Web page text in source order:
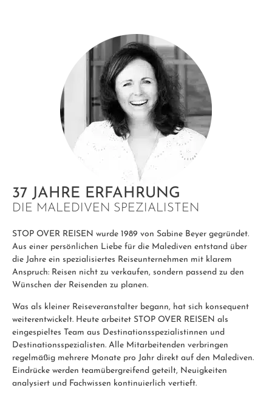
37 JAHRE ERFAHRUNG
DIE MALEDIVEN SPEZIALISTEN
STOP OVER REISEN wurde 1989 von Sabine Beyer gegründet.
Aus einer persönlichen Liebe für die Malediven entstand über
die Jahre ein spezialisiertes Reiseunternehmen mit klarem
Anspruch: Reisen nicht zu verkaufen, sondern passend zu den
Wünschen der Reisenden zu planen.
Was als kleiner Reiseveranstalter begann, hat sich konsequent
weiterentwickelt. Heute arbeitet STOP OVER REISEN als
eingespieltes Team aus Destinationsspezialistinnen und
Destinationsspezialisten. Alle Mitarbeitenden verbringen
regelmäßig mehrere Monate pro Jahr direkt auf den Malediven.
Eindrücke werden teamübergreifend geteilt, Neuigkeiten
analysiert und Fachwissen kontinuierlich vertieft.